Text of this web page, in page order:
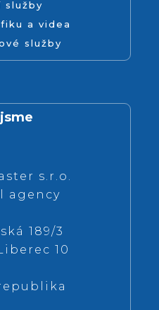
služby
a videa
služby
s.r.o.
agency
189/3
10